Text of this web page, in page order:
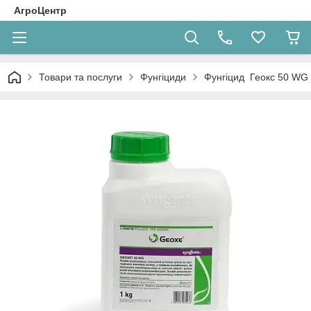
АгроЦентр
Товари та послуги Фунгіциди Фунгіцид Геокс 50